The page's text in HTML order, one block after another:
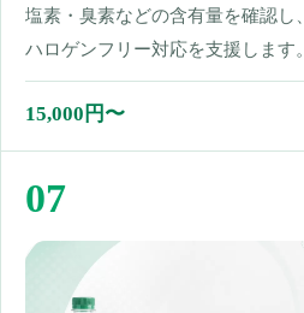
塩素・臭素などの含有量を確認し、
ハロゲンフリー対応を支援します。
15,000円〜
07